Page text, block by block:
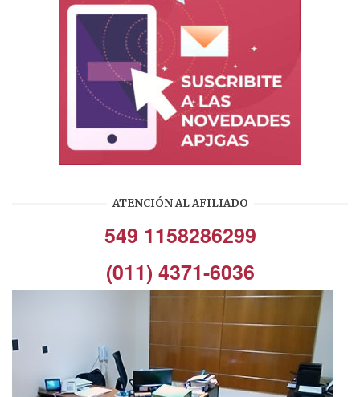
ATENCIÓN AL AFILIADO
549 1158286299
(011) 4371-6036